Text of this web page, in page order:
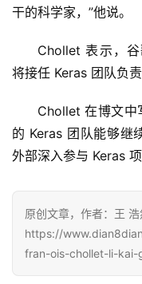
干的科学家，”他说。
Chollet 表示，
将接任 Keras 团队负责
Chollet 在博文中
的 Keras 团队能够继
外部深入参与 Keras
原创文章，作者：王 浩
https://
fran-ois-chollet-li-kai-